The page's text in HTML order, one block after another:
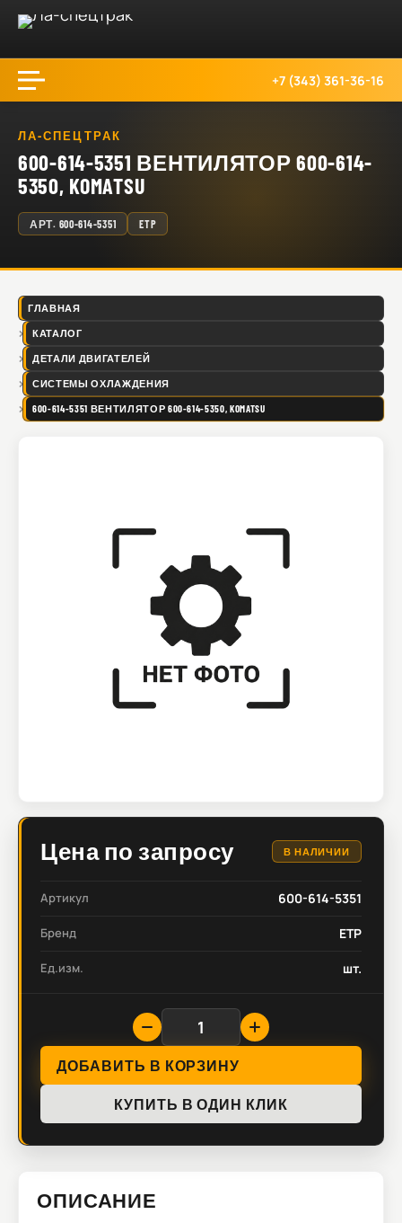
+7 (343) 361-36-16
ЛА-СПЕЦТРАК
600-614-5351 ВЕНТИЛЯТОР 600-614-
5350, KOMATSU
АРТ. 600-614-5351 ETP
ГЛАВНАЯ
КАТАЛОГ
ДЕТАЛИ ДВИГАТЕЛЕЙ
СИСТЕМЫ ОХЛАЖДЕНИЯ
600-614-5351 ВЕНТИЛЯТОР 600-614-5350, KOMATSU
Цена по запросу В НАЛИЧИИ
Артикул 600-614-5351
Бренд ETP
Ед.изм. шт.
ДОБАВИТЬ В КОРЗИНУ
КУПИТЬ В ОДИН КЛИК
ОПИСАНИЕ